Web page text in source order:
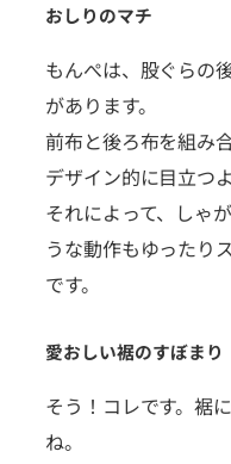
おしりのマチ
もんぺは、股ぐらの
があります。
前布と後ろ布を組み
デザイン的に目立つ
それによって、しゃ
うな動作もゆったり
です。
愛おしい裾のすぼまり
そう！コレです。裾
ね。